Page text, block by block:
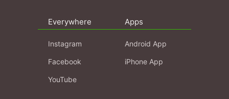
Everywhere
Instagram
Facebook
YouTube
Apps
Android App
iPhone App